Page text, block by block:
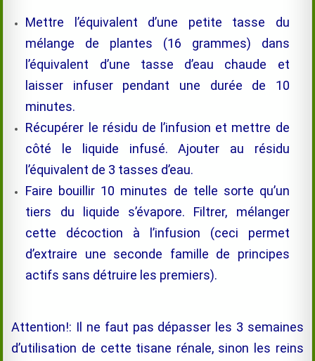
Mettre l’équivalent d’une petite tasse du
mélange de plantes (16 grammes) dans
l’équivalent d’une tasse d’eau chaude et
laisser infuser pendant une durée de 10
minutes.
Récupérer le résidu de l’infusion et mettre de
côté le liquide infusé. Ajouter au résidu
l’équivalent de 3 tasses d’eau.
Faire bouillir 10 minutes de telle sorte qu’un
tiers du liquide s’évapore. Filtrer, mélanger
cette décoction à l’infusion (ceci permet
d’extraire une seconde famille de principes
actifs sans détruire les premiers).
Attention!: Il ne faut pas dépasser les 3 semaines
d’utilisation de cette tisane rénale, sinon les reins